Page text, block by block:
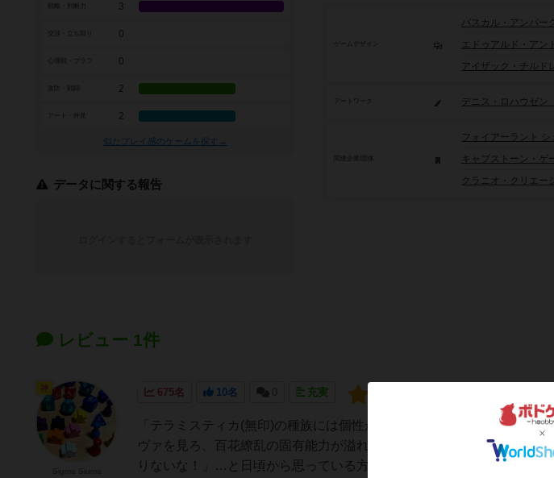
ゲームデザイン
パスカル・アンバー
エドゥアルド・アン
アイザック・チルド
アートワーク デニス・ロハウゼン
フォイアーラント
キャプストーン・ゲ
クラニオ・クリエー
戦略・判断力 3
0
0
2
アート・外見 2
似たプレイ感のゲームを探す→
データに関する報告
レビュー 1件
675名 10名 0 充実
「テラミスティカ(無印)の種族には個性が足りない！ガイアプロジェク
ヴァを見ろ、百花繚乱の固有能力が溢れているのに、やっぱり無印は
りないな！」…と日頃から思っている方に朗報。そんなあなたに、お勧